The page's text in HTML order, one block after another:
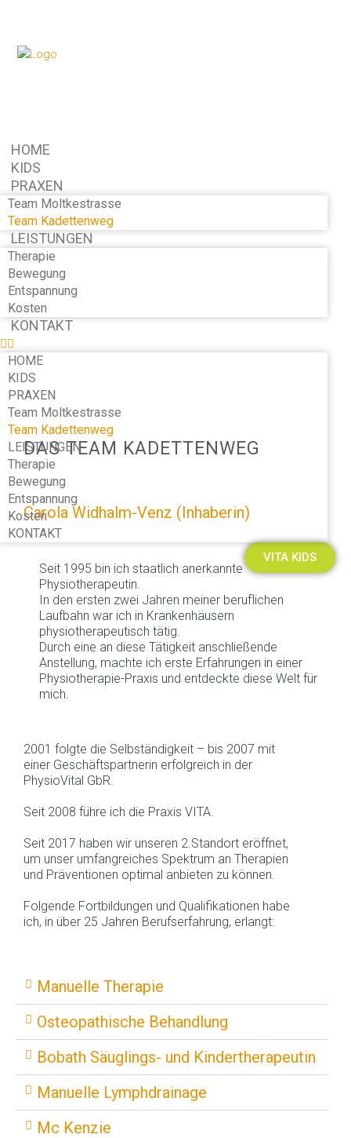
HOME
KIDS
PRAXEN
Team Moltkestrasse
Team Kadettenweg
LEISTUNGEN
Therapie
Bewegung
Entspannung
Kosten
KONTAKT
HOME
KIDS
PRAXEN
Team Moltkestrasse
Team Kadettenweg
LEISTUNGEN
Therapie
Bewegung
Entspannung
Kosten
KONTAKT
VITA KIDS
DAS TEAM KADETTENWEG
Carola Widhalm-Venz (Inhaberin)
Seit 1995 bin ich staatlich anerkannte
Physiotherapeutin.
In den ersten zwei Jahren meiner beruflichen
Laufbahn war ich in Krankenhäusern
physiotherapeutisch tätig.
Durch eine an diese Tätigkeit anschließende
Anstellung, machte ich erste Erfahrungen in einer
Physiotherapie-Praxis und entdeckte diese Welt für
mich.
2001 folgte die Selbständigkeit – bis 2007 mit
einer Geschäftspartnerin erfolgreich in der
PhysioVital GbR.
Seit 2008 führe ich die Praxis VITA.
Seit 2017 haben wir unseren 2.Standort eröffnet,
um unser umfangreiches Spektrum an Therapien
und Präventionen optimal anbieten zu können.
Folgende Fortbildungen und Qualifikationen habe
ich, in über 25 Jahren Berufserfahrung, erlangt:
Manuelle Therapie
Osteopathische Behandlung
Bobath Säuglings- und Kindertherapeutin
Manuelle Lymphdrainage
Mc Kenzie